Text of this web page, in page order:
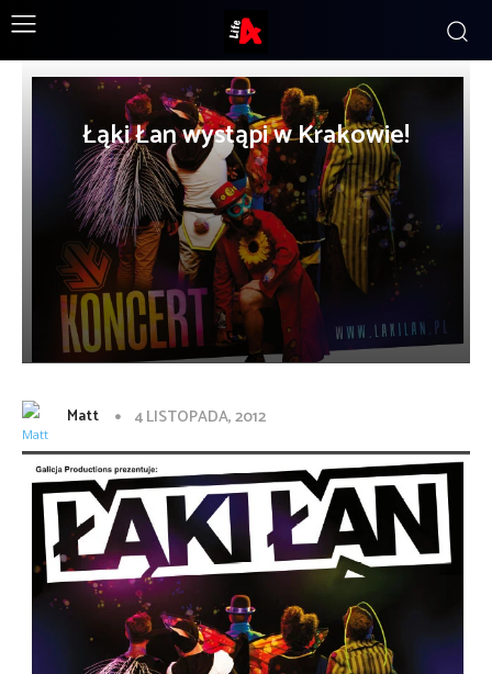
Łąki Łan wystąpi w Krakowie!
Matt 4 LISTOPADA, 2012